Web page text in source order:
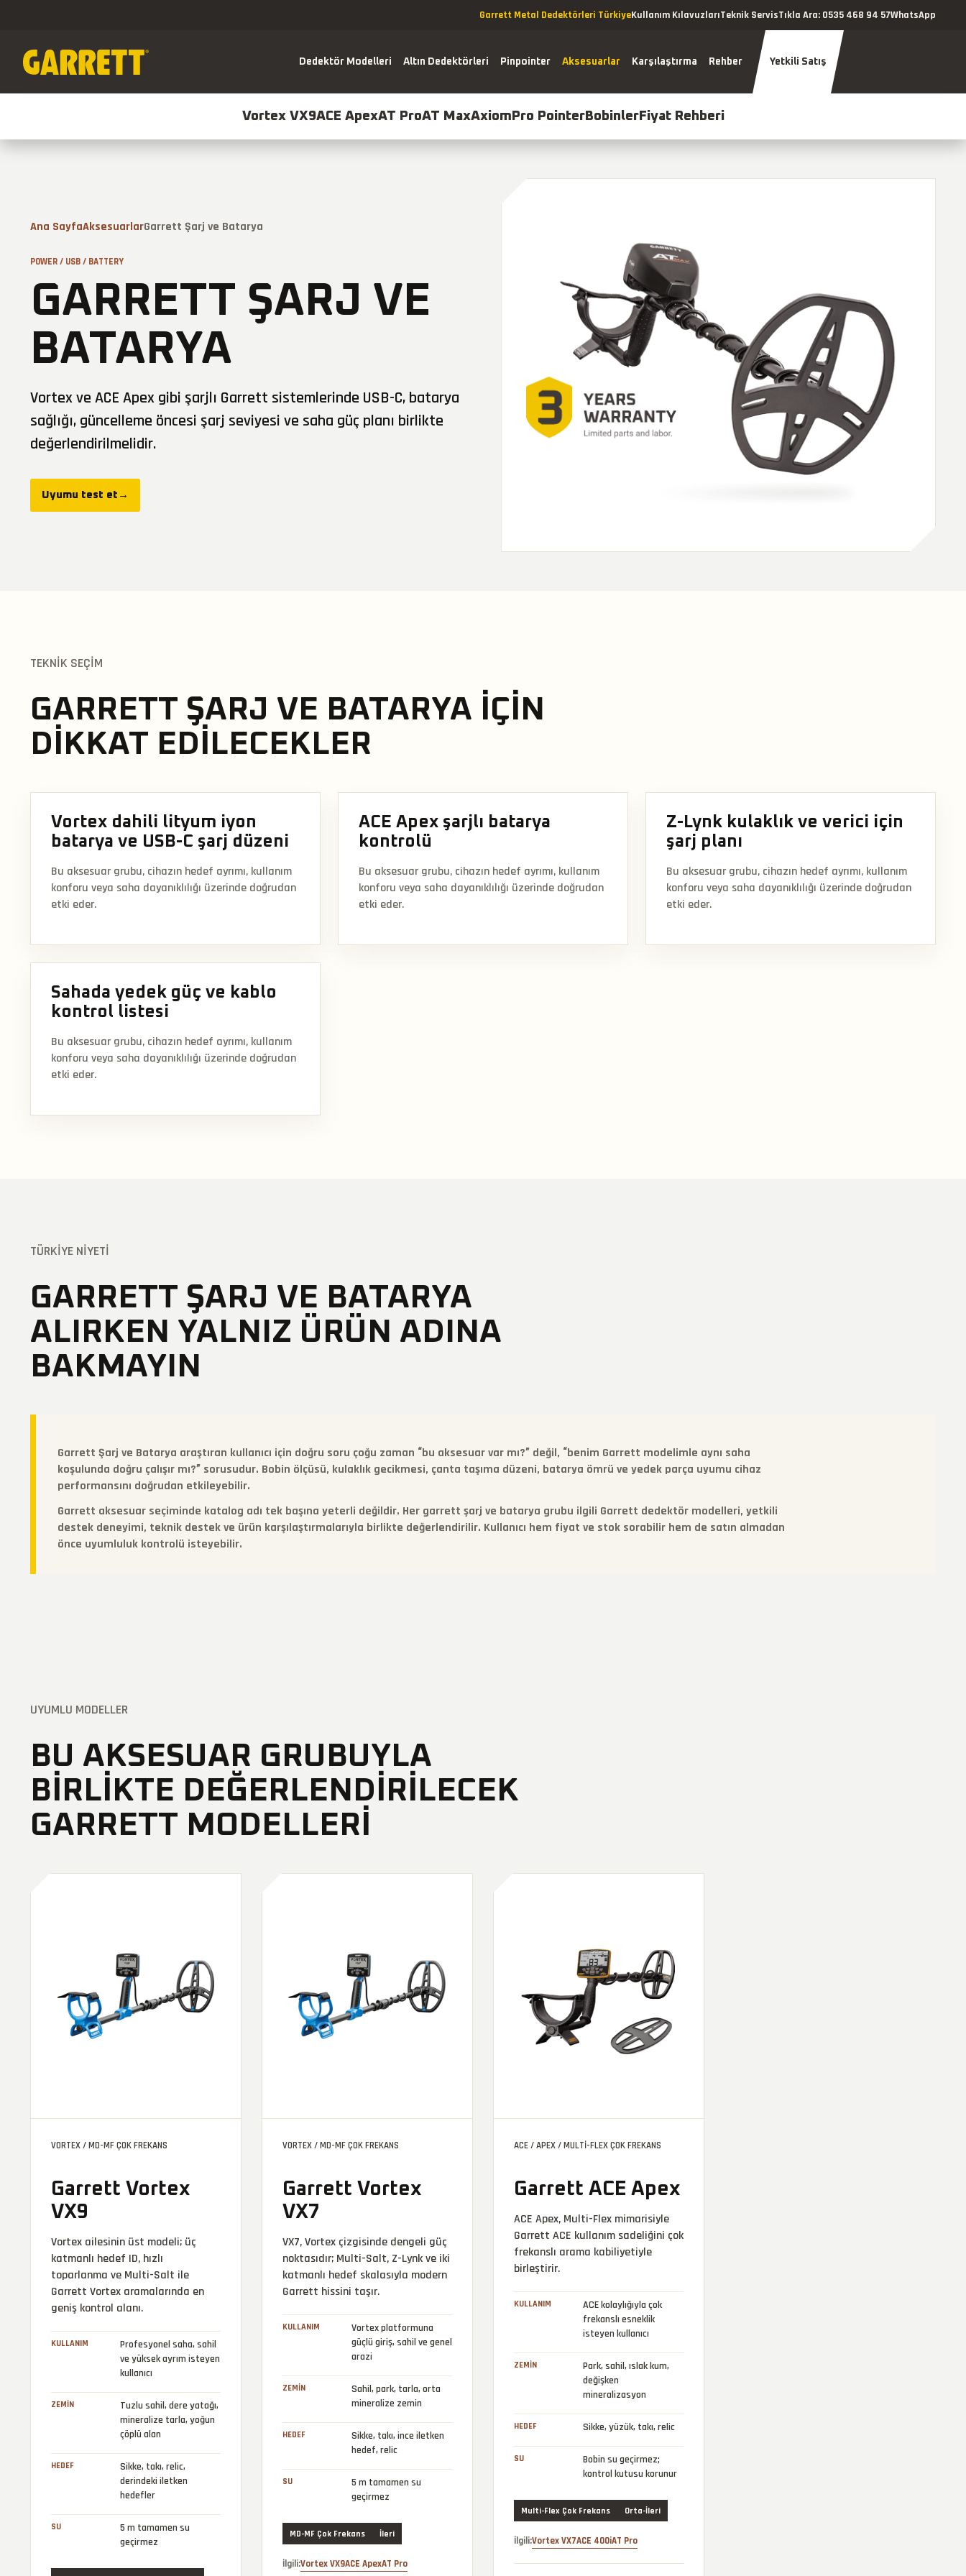
Garrett Metal Dedektörleri TürkiyeKullanım KılavuzlarıTeknik ServisTıkla Ara: 0535 468 94 57WhatsApp
Dedektör Modelleri Altın Dedektörleri Pinpointer Aksesuarlar Karşılaştırma Rehber Yetkili Satış
Vortex VX9ACE ApexAT ProAT MaxAxiom Pro PointerBobinlerFiyat Rehberi
Ana SayfaAksesuarlarGarrett Şarj ve Batarya
POWER / USB / BATTERY
GARRETT ŞARJ VE
BATARYA
Vortex ve ACE Apex gibi şarjlı Garrett sistemlerinde USB-C, batarya
sağlığı, güncelleme öncesi şarj seviyesi ve saha güç planı birlikte
değerlendirilmelidir.
Uyumu test et →
TEKNIK SEÇIM
GARRETT ŞARJ VE BATARYA IÇIN
DIKKAT EDILECEKLER
Vortex dahili lityum iyon
batarya ve USB-C şarj düzeni
Bu aksesuar grubu, cihazın hedef ayrımı, kullanım
konforu veya saha dayanıklılığı üzerinde doğrudan
etki eder.
ACE Apex şarjlı batarya
kontrolü
Bu aksesuar grubu, cihazın hedef ayrımı, kullanım
konforu veya saha dayanıklılığı üzerinde doğrudan
etki eder.
Z-Lynk kulaklık ve verici için
şarj planı
Bu aksesuar grubu, cihazın hedef ayrımı, kullanım
konforu veya saha dayanıklılığı üzerinde doğrudan
etki eder.
Sahada yedek güç ve kablo
kontrol listesi
Bu aksesuar grubu, cihazın hedef ayrımı, kullanım
konforu veya saha dayanıklılığı üzerinde doğrudan
etki eder.
TÜRKIYE NIYETI
GARRETT ŞARJ VE BATARYA
ALIRKEN YALNIZ ÜRÜN ADINA
BAKMAYIN
Garrett Şarj ve Batarya araştıran kullanıcı için doğru soru çoğu zaman “bu aksesuar var mı?” değil, “benim Garrett modelimle aynı saha
koşulunda doğru çalışır mı?” sorusudur. Bobin ölçüsü, kulaklık gecikmesi, çanta taşıma düzeni, batarya ömrü ve yedek parça uyumu cihaz
performansını doğrudan etkileyebilir.
Garrett aksesuar seçiminde katalog adı tek başına yeterli değildir. Her garrett şarj ve batarya grubu ilgili Garrett dedektör modelleri, yetkili
destek deneyimi, teknik destek ve ürün karşılaştırmalarıyla birlikte değerlendirilir. Kullanıcı hem fiyat ve stok sorabilir hem de satın almadan
önce uyumluluk kontrolü isteyebilir.
UYUMLU MODELLER
BU AKSESUAR GRUBUYLA
BIRLIKTE DEĞERLENDIRILECEK
GARRETT MODELLERI
VORTEX / MD-MF ÇOK FREKANS
Garrett Vortex
VX9
Vortex ailesinin üst modeli; üç
katmanlı hedef ID, hızlı
toparlanma ve Multi-Salt ile
Garrett Vortex aramalarında en
geniş kontrol alanı.
KULLANIM
Profesyonel saha, sahil
ve yüksek ayrım isteyen
kullanıcı
ZEMIN
Tuzlu sahil, dere yatağı,
mineralize tarla, yoğun
çöplü alan
HEDEF
Sikke, takı, relic,
derindeki iletken
hedefler
SU
5 m tamamen su
geçirmez
VORTEX / MD-MF ÇOK FREKANS
Garrett Vortex
VX7
VX7, Vortex çizgisinde dengeli güç
noktasıdır; Multi-Salt, Z-Lynk ve iki
katmanlı hedef skalasıyla modern
Garrett hissini taşır.
KULLANIM
Vortex platformuna
güçlü giriş, sahil ve genel
arazi
ZEMIN
Sahil, park, tarla, orta
mineralize zemin
HEDEF
Sikke, takı, ince iletken
hedef, relic
SU
5 m tamamen su
geçirmez
MD-MF Çok Frekans İleri
İlgili:Vortex VX9ACE ApexAT Pro
ACE / APEX / MULTI-FLEX ÇOK FREKANS
Garrett ACE Apex
ACE Apex, Multi-Flex mimarisiyle
Garrett ACE kullanım sadeliğini çok
frekanslı arama kabiliyetiyle
birleştirir.
KULLANIM
ACE kolaylığıyla çok
frekanslı esneklik
isteyen kullanıcı
ZEMIN
Park, sahil, ıslak kum,
değişken
mineralizasyon
HEDEF Sikke, yüzük, takı, relic
SU
Bobin su geçirmez;
kontrol kutusu korunur
Multi-Flex Çok Frekans Orta-İleri
İlgili:Vortex VX7ACE 400iAT Pro